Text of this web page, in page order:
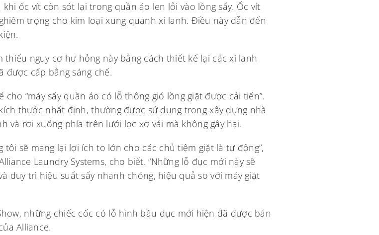
ốc vít còn sót lại trong quần áo len lỏi vào lồng sấy. Ốc vít
trọng cho kim loại xung quanh xi lanh. Điều này dẫn đến
thiểu nguy cơ hư hỏng này bằng cách thiết kế lại các xi lanh
được cấp bằng sáng chế.
“máy sấy quần áo có lỗ thông gió lồng giặt được cải tiến”.
thước nhất định, thường được sử dụng trong xây dựng nhà
và rơi xuống phía trên lưới lọc xơ vải mà không gây hại.
tôi sẽ mang lại lợi ích to lớn cho các chủ tiệm giặt là tự động”,
Laundry Systems, cho biết. “Những lỗ đục mới này sẽ
duy trì hiệu suất sấy nhanh chóng, hiệu quả so với máy giặt
những chiếc cốc có lỗ hình bầu dục mới hiện đã được bán
Alliance.